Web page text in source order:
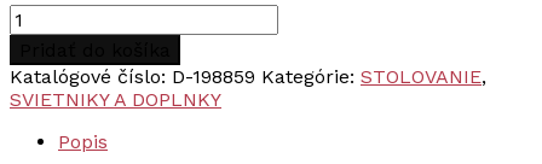
množstvo
Duni
svietnik
ICICLE
4ks
Katalógové číslo: D-198859 Kategórie: STOLOVANIE,
SVIETNIKY A DOPLNKY
Popis